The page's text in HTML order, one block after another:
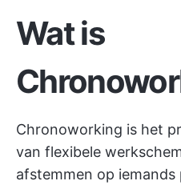
Wat is
Chronoworking is het
van flexibele
afstemmen op